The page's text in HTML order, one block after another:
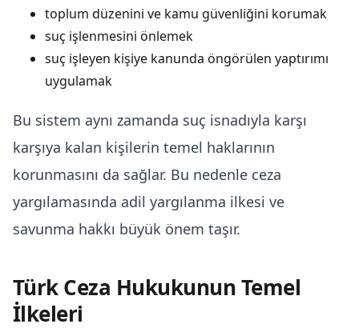
toplum düzenini ve kamu güvenliğini korumak
suç işlenmesini önlemek
suç işleyen kişiye kanunda öngörülen yaptırımı
uygulamak
Bu sistem aynı zamanda suç isnadıyla karşı
karşıya kalan kişilerin temel haklarının
korunmasını da sağlar. Bu nedenle ceza
yargılamasında adil yargılanma ilkesi ve
savunma hakkı büyük önem taşır.
Türk Ceza Hukukunun Temel
İlkeleri